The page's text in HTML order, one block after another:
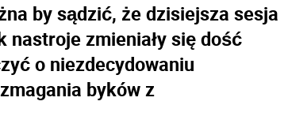
by sądzić, że dzisiejsza sesja
nastroje zmieniały się dość
o niezdecydowaniu
byków z